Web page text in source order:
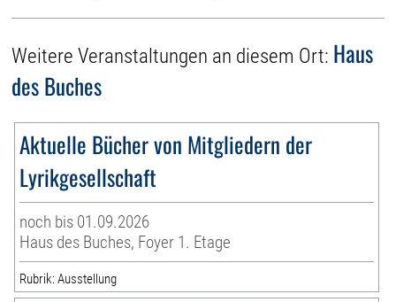
Weitere Veranstaltungen an diesem Ort: Haus
des Buches
Aktuelle Bücher von Mitgliedern der
Lyrikgesellschaft
noch bis 01.09.2026
Haus des Buches, Foyer 1. Etage
Rubrik: Ausstellung